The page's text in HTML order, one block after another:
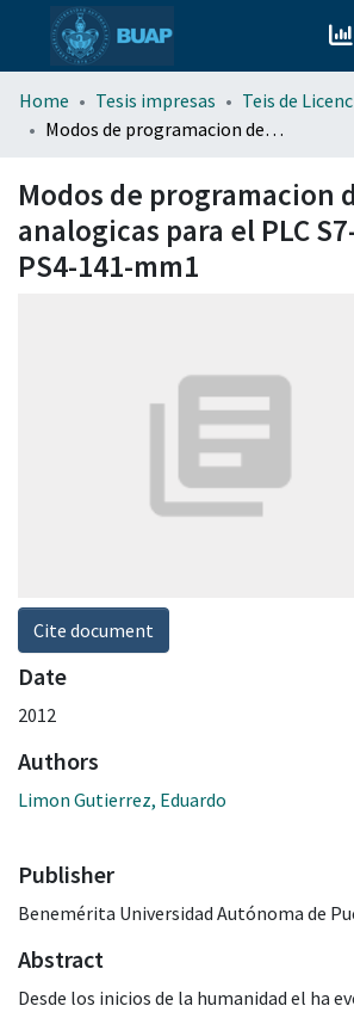
menu.section.about_menu
Home Tesis impresas
Teis de
Modos de programacion de señales analogicas para el PLC S7-224 y el PLC PS4-141-mm1
Modos de programacion
analogicas para el PLC
PS4-141-mm1
Cite document
Date
2012
Authors
Limon Gutierrez, Eduardo
Publisher
Benemérita Universidad Autónoma de
Abstract
Desde los inicios de la humanidad el ha